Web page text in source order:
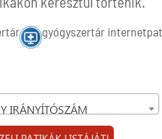
gyógyszertár
IRÁNYÍTÓSZÁM